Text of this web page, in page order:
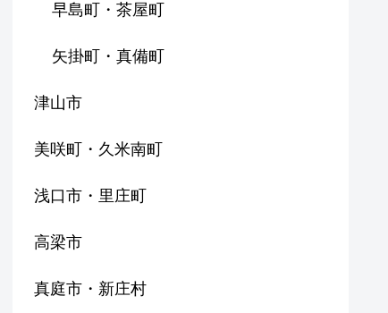
早島町・茶屋町
矢掛町・真備町
津山市
美咲町・久米南町
浅口市・里庄町
高梁市
真庭市・新庄村